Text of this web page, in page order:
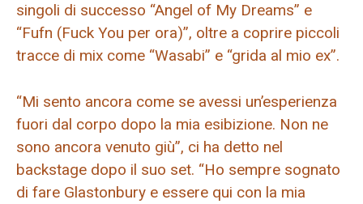
singoli di successo “Angel of My Dreams” e
“Fufn (Fuck You per ora)”, oltre a coprire piccoli
tracce di mix come “Wasabi” e “grida al mio ex”.
“Mi sento ancora come se avessi un’esperienza
fuori dal corpo dopo la mia esibizione. Non ne
sono ancora venuto giù”, ci ha detto nel
backstage dopo il suo set. “Ho sempre sognato
di fare Glastonbury e essere qui con la mia